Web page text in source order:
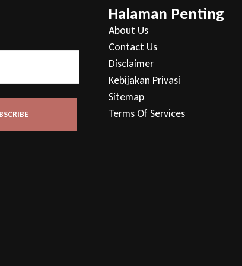
Halaman Penting
About Us
Contact Us
Disclaimer
Kebijakan Privasi
Sitemap
Terms Of Services